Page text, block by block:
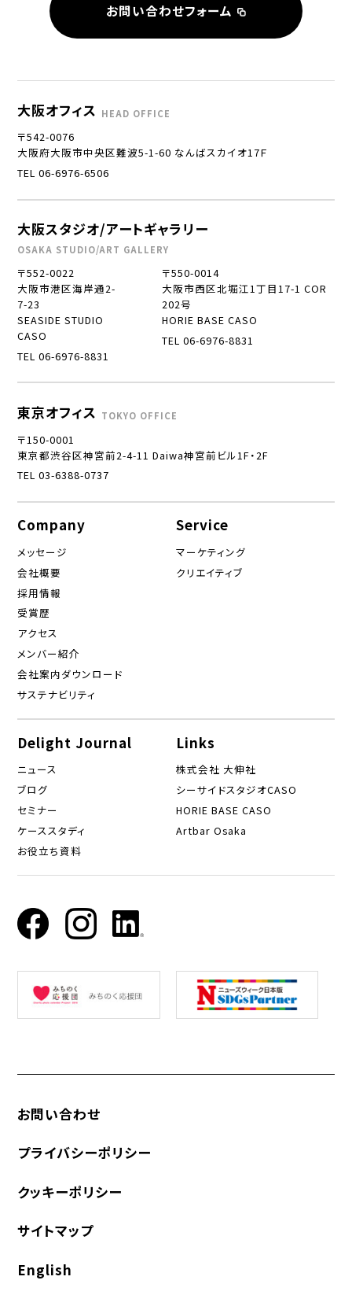
お問い合わせフォーム
大阪オフィス HEAD OFFICE
〒542-0076
大阪府大阪市中央区難波5-1-60 なんばスカイオ17Ｆ
TEL 06-6976-6506
大阪スタジオ/アートギャラリー
OSAKA STUDIO/ART GALLERY
〒552-0022
大阪市港区海岸通2-
7-23
SEASIDE STUDIO
CASO
TEL 06-6976-8831
〒550-0014
大阪市西区北堀江1丁目17-1 COR
202号
HORIE BASE CASO
TEL 06-6976-8831
東京オフィス TOKYO OFFICE
〒150-0001
東京都渋谷区神宮前2-4-11 Daiwa神宮前ビル1F・2F
TEL 03-6388-0737
Company
メッセージ
会社概要
採用情報
受賞歴
アクセス
メンバー紹介
会社案内ダウンロード
サステナビリティ
Service
マーケティング
クリエイティブ
Delight Journal
ニュース
ブログ
セミナー
ケーススタディ
お役立ち資料
Links
株式会社 大伸社
シーサイドスタジオCASO
HORIE BASE CASO
Artbar Osaka
お問い合わせ
プライバシーポリシー
クッキーポリシー
サイトマップ
English